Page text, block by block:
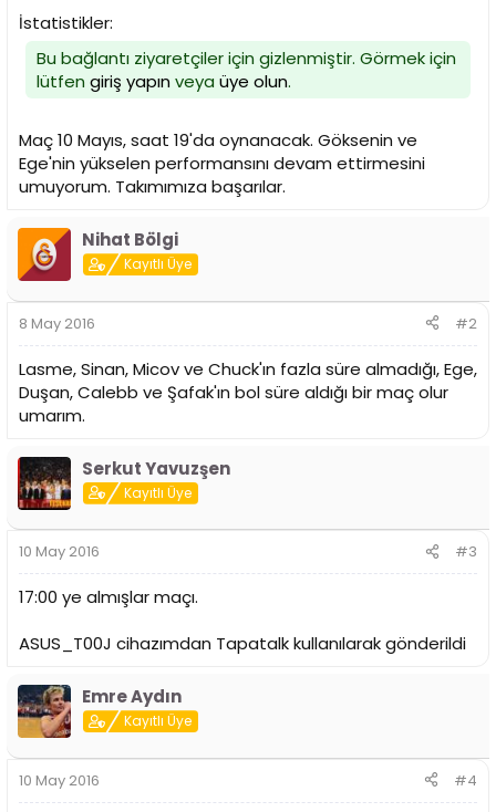
İstatistikler:
Bu bağlantı ziyaretçiler için gizlenmiştir. Görmek için
lütfen giriş yapınveya üye olun.
Maç 10 Mayıs, saat 19'da oynanacak. Göksenin ve
Ege'nin yükselen performansını devam ettirmesini
umuyorum. Takımımıza başarılar.
Nihat Bölgi
Kayıtlı Üye
8 May 2016 #2
Lasme, Sinan, Micov ve Chuck'ın fazla süre almadığı, Ege,
Duşan, Calebb ve Şafak'ın bol süre aldığı bir maç olur
umarım.
Serkut Yavuzşen
Kayıtlı Üye
10 May 2016 #3
17:00 ye almışlar maçı.
ASUS_T00J cihazımdan Tapatalk kullanılarak gönderildi
Emre Aydın
Kayıtlı Üye
10 May 2016 #4